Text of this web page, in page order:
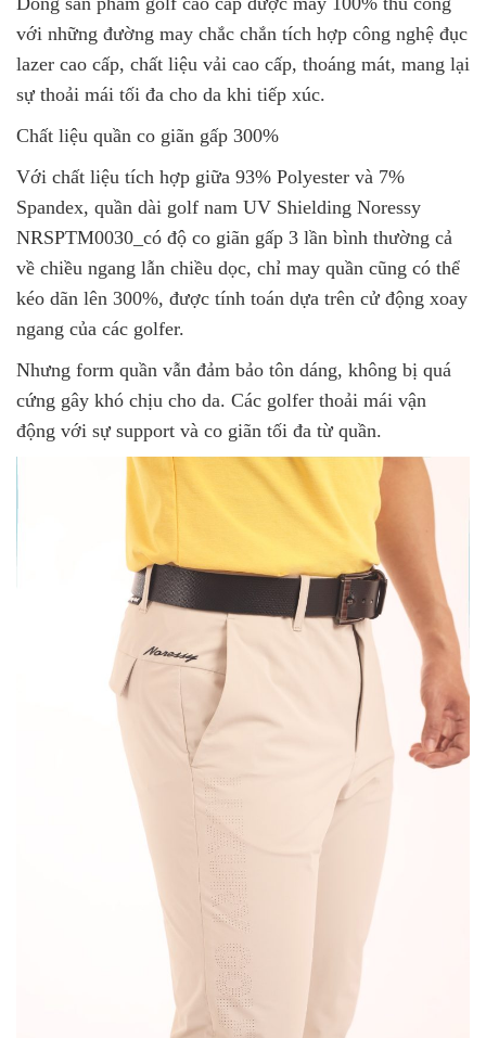
với những đường may chắc chắn tích hợp công nghệ đục
lazer cao cấp, chất liệu vải cao cấp, thoáng mát, mang lại
sự thoải mái tối đa cho da khi tiếp xúc.
Chất liệu quần co giãn gấp 300%
Với chất liệu tích hợp giữa 93% Polyester và 7%
Spandex, quần dài golf nam UV Shielding Noressy
NRSPTM0030_có độ co giãn gấp 3 lần bình thường cả
về chiều ngang lẫn chiều dọc, chỉ may quần cũng có thể
kéo dãn lên 300%, được tính toán dựa trên cử động xoay
ngang của các golfer.
Nhưng form quần vẫn đảm bảo tôn dáng, không bị quá
cứng gây khó chịu cho da. Các golfer thoải mái vận
động với sự support và co giãn tối đa từ quần.